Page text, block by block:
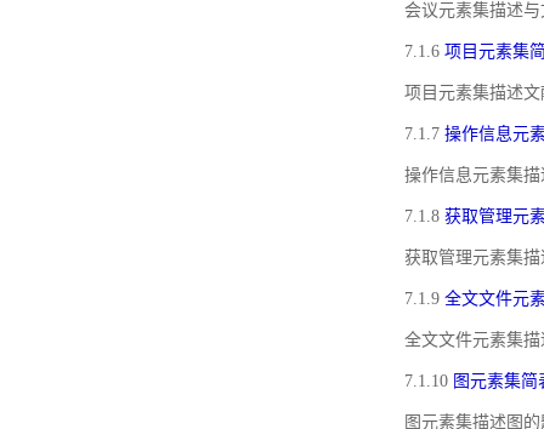
会议元素集描述
7.1.6 项目元素集
项目元素集描述
7.1.7 操作信息元
操作信息元素集
7.1.8 获取管理元
获取管理元素集
7.1.9 全文文件元
全文文件元素集
7.1.10 图元素集简
图元素集描述图